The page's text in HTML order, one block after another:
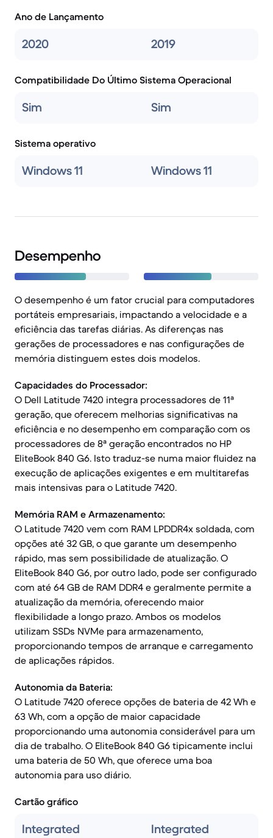
Ano de Lançamento
2020 2019
Compatibilidade Do Último Sistema Operacional
Sim Sim
Sistema operativo
Windows 11 Windows 11
Desempenho
O desempenho é um fator crucial para computadores
portáteis empresariais, impactando a velocidade e a
eficiência das tarefas diárias. As diferenças nas
gerações de processadores e nas configurações de
memória distinguem estes dois modelos.
Capacidades do Processador:
O Dell Latitude 7420 integra processadores de 11ª
geração, que oferecem melhorias significativas na
eficiência e no desempenho em comparação com os
processadores de 8ª geração encontrados no HP
EliteBook 840 G6. Isto traduz-se numa maior fluidez na
execução de aplicações exigentes e em multitarefas
mais intensivas para o Latitude 7420.
Memória RAM e Armazenamento:
O Latitude 7420 vem com RAM LPDDR4x soldada, com
opções até 32 GB, o que garante um desempenho
rápido, mas sem possibilidade de atualização. O
EliteBook 840 G6, por outro lado, pode ser configurado
com até 64 GB de RAM DDR4 e geralmente permite a
atualização da memória, oferecendo maior
flexibilidade a longo prazo. Ambos os modelos
utilizam SSDs NVMe para armazenamento,
proporcionando tempos de arranque e carregamento
de aplicações rápidos.
Autonomia da Bateria:
O Latitude 7420 oferece opções de bateria de 42 Wh e
63 Wh, com a opção de maior capacidade
proporcionando uma autonomia considerável para um
dia de trabalho. O EliteBook 840 G6 tipicamente inclui
uma bateria de 50 Wh, que oferece uma boa
autonomia para uso diário.
Cartão gráfico
Integrated
Integrated